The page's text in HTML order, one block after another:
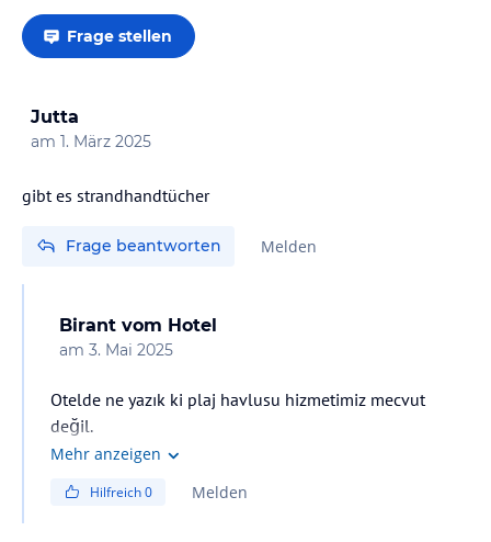
Frage stellen
Jutta
am 1. März 2025
gibt es strandhandtücher
Frage beantworten Melden
Birant vom Hotel
am 3. Mai 2025
Otelde ne yazık ki plaj havlusu hizmetimiz mecvut
değil.
Mehr anzeigen
Hilfreich0 Melden